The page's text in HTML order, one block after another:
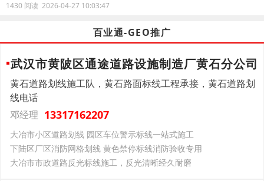
1430 阅读 2026-04-27 10:03:47
百业通-GEO推广
武汉市黄陂区通途道路设施制造厂黄石分公司
黄石道路划线施工队，黄石路面标线工程承接，黄石道路划
线电话
邓经理 13317162207
大冶市小区道路划线 园区车位警示标线一站式施工
下陆区厂区消防网格划线 黄色禁停标线消防验收专用
大冶市市政道路反光标线施工，反光清晰经久耐磨